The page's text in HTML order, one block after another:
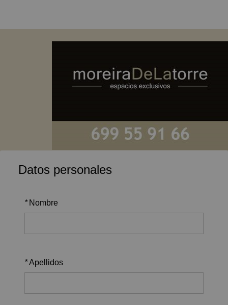
Datos personales
* Nombre
*Apellidos